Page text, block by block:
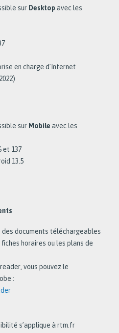
sur Desktop avec les
en charge d’Internet
sur Mobile avec les
et 137
13.5
documents téléchargeables
horaires ou les plans de
vous pouvez le
:
s’applique à rtm.fr